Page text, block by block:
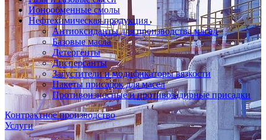
Ионообменные смолы
Нефтехимическая продукция
Антиоксиданты для производства масел
Базовые масла
Детергенты
Дисперсанты
Загустители и модификаторы вязкости
Пакеты присадок для масел
Противоизносные и противозадирные присадки
Контрактное производство
Услуги